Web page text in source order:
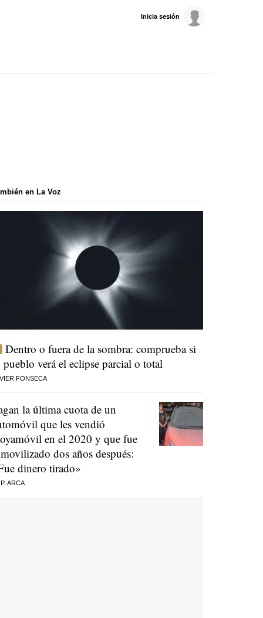
Inicia sesión
en La Voz
Dentro o fuera de la sombra: comprueba si
pueblo verá el eclipse parcial o total
FONSECA
la última cuota de un
que les vendió
en el 2020 y que fue
dos años después:
dinero tirado»
ARCA